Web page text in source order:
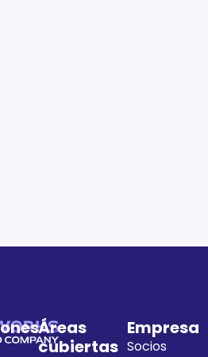
Áreas
cubiertas
Empresa
Socios